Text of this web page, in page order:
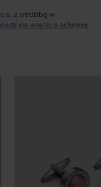
z siedzibą w
się więcej o ochronie